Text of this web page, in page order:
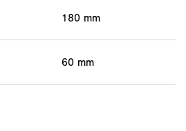
180 mm
60 mm